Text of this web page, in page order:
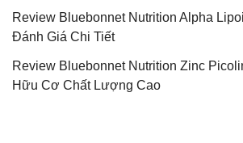
Review Bluebonnet Nutrition Alpha
Đánh Giá Chi Tiết
Review Bluebonnet Nutrition Zinc
Hữu Cơ Chất Lượng Cao